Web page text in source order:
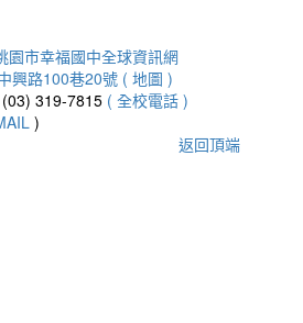
園市幸福國中全球資訊網
興路100巷20號 ( 地圖 )
(03) 319-7815 ( 全校電話 )
)
返回頂端